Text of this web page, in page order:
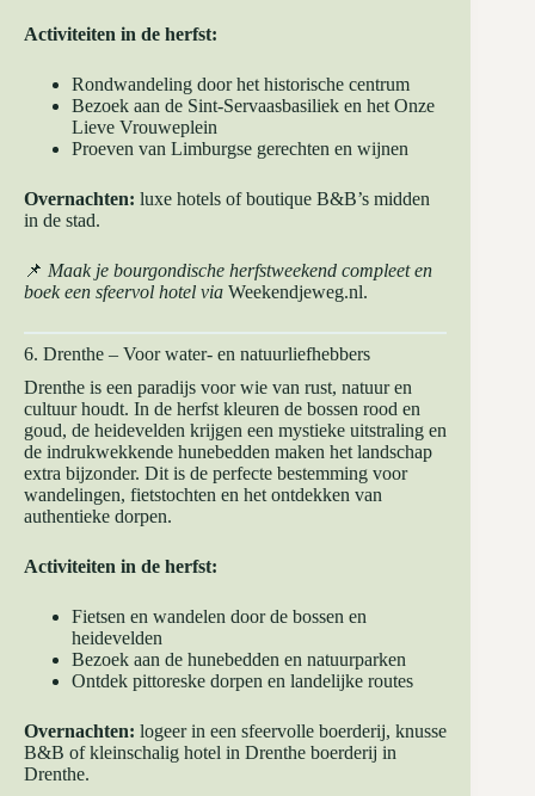
Activiteiten in de herfst:
Rondwandeling door het historische centrum
Bezoek aan de Sint-Servaasbasiliek en het Onze
Lieve Vrouweplein
Proeven van Limburgse gerechten en wijnen
Overnachten: luxe hotels of boutique B&B’s midden
in de stad.
📌 Maak je bourgondische herfstweekend compleet en
boek een sfeervol hotel via Weekendjeweg.nl.
6. Drenthe – Voor water- en natuurliefhebbers
Drenthe is een paradijs voor wie van rust, natuur en
cultuur houdt. In de herfst kleuren de bossen rood en
goud, de heidevelden krijgen een mystieke uitstraling en
de indrukwekkende hunebedden maken het landschap
extra bijzonder. Dit is de perfecte bestemming voor
wandelingen, fietstochten en het ontdekken van
authentieke dorpen.
Activiteiten in de herfst:
Fietsen en wandelen door de bossen en
heidevelden
Bezoek aan de hunebedden en natuurparken
Ontdek pittoreske dorpen en landelijke routes
Overnachten: logeer in een sfeervolle boerderij, knusse
B&B of kleinschalig hotel in Drenthe boerderij in
Drenthe.